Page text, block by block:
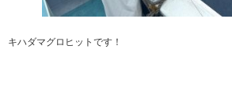
キハダマグロヒットです！